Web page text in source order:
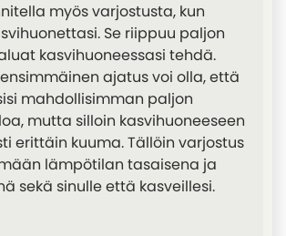
myös varjostusta, kun
Se riippuu paljon
kasvihuoneessasi tehdä.
ajatus voi olla, että
mahdollisimman paljon
mutta silloin kasvihuoneeseen
erittäin kuuma. Tällöin varjostus
lämpötilan tasaisena ja
sekä sinulle että kasveillesi.